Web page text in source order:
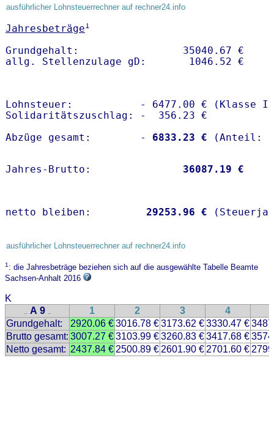
ausführlicher Lohnsteuerrechner auf rechner24.info
Jahresbeträge1
Grundgehalt:                 35040.67 €
Lohnsteuer:           - 6477.00 € (Klasse I)
Solidaritätszuschlag: -  356.23 €
Abzüge gesamt:        -
6833.23 €
Jahres-Brutto: 36087.19 €
netto bleiben: 29253.96 €
ausführlicher Lohnsteuerrechner auf rechner24.info
1: die Jahresbeträge beziehen sich auf die ausgewählte Tabelle Beamte
Sachsen-Anhalt 2016
K
.. A 9 .. 1 2 3 4
Grundgehalt:
2920.06 €3016.78 €3173.62 €3330.47 €
Brutto gesamt: 3007.27 €3103.99 €3260.83 €3417.68 €
Netto gesamt: 2437.84 € 2500.89 € 2601.90 € 2701.60 €